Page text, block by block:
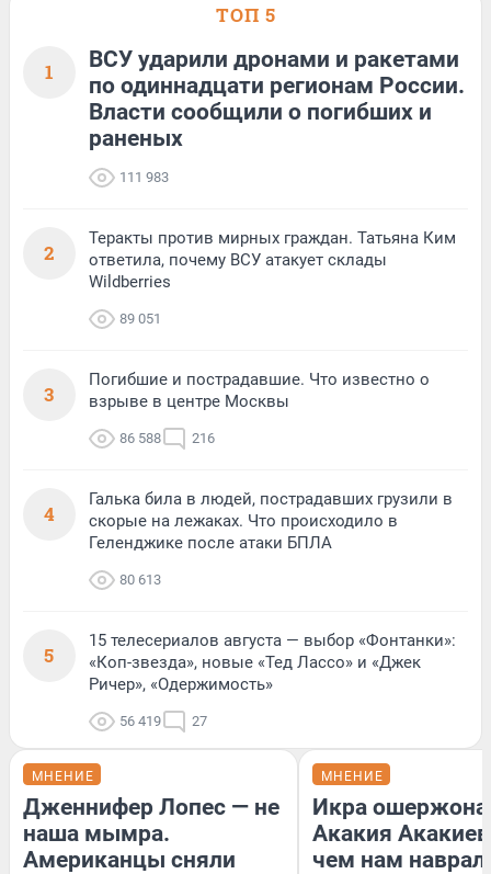
ТОП 5
1
ВСУ ударили дронами и ракетами
по одиннадцати регионам России.
Власти сообщили о погибших и
раненых
111 983
2
Теракты против мирных граждан. Татьяна Ким
ответила, почему ВСУ атакует склады
Wildberries
89 051
3
Погибшие и пострадавшие. Что известно о
взрыве в центре Москвы
86 588 216
4
Галька била в людей, пострадавших грузили в
скорые на лежаках. Что происходило в
Геленджике после атаки БПЛА
80 613
5
15 телесериалов августа — выбор «Фонтанки»:
«Коп-звезда», новые «Тед Лассо» и «Джек
Ричер», «Одержимость»
56 419 27
МНЕНИЕ
Дженнифер Лопес — не
наша мымра.
Американцы сняли
МНЕНИЕ
Икра
Акакия
чем нам